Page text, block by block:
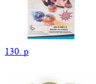
130. p